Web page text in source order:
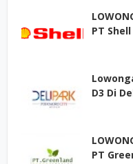
PT
D3 Di
PT